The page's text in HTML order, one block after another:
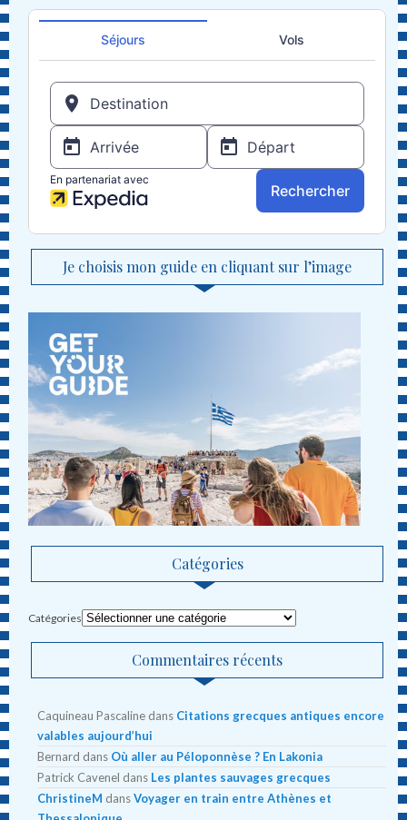
Je choisis mon guide en cliquant sur l’image
Catégories
Catégories
Commentaires récents
Caquineau Pascaline dans Citations grecques antiques encore
valables aujourd’hui
Bernard dans Où aller au Péloponnèse ? En Lakonia
Patrick Cavenel dans Les plantes sauvages grecques
ChristineM dansVoyager en train entre Athènes et